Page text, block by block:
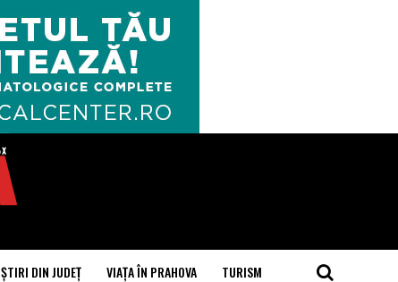
ȘTIRI DIN JUDEȚ VIAȚA ÎN PRAHOVA TURISM